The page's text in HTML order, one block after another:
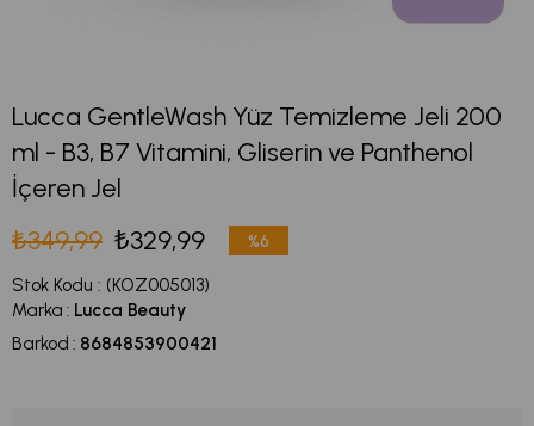
Lucca GentleWash Yüz Temizleme Jeli 200
ml - B3, B7 Vitamini, Gliserin ve Panthenol
İçeren Jel
₺349,99 ₺329,99 %6
Stok Kodu
(KOZ005013)
Marka : Lucca Beauty
Barkod : 8684853900421